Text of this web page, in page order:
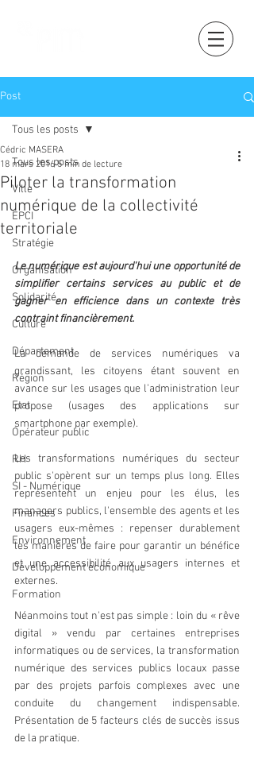
Post
Tous les posts
Ville
EPCI
Stratégie
Organisation
Solidarité
Culture
Département
Région
Etat
Opérateur public
RH
SI - Numérique
Finances
Environnement
Développement économique
Formation
Tous les posts
Piloter la transformation
numérique de la collectivité
territoriale
Cédric MASERA
18 mars 2016 5 min de lecture
Le numérique est aujourd'hui une opportunité de
simplifier certains services au public et de
gagner en efficience dans un contexte très
contraint financièrement.
La demande de services numériques va
grandissant, les citoyens étant souvent en
avance sur les usages que l'administration leur
propose (usages des applications sur
smartphone par exemple).
Les transformations numériques du secteur
public s'opèrent sur un temps plus long. Elles
représentent un enjeu pour les élus, les
managers publics, l'ensemble des agents et les
usagers eux-mêmes : repenser durablement
les manières de faire pour garantir un bénéfice
et une accessibilité aux usagers internes et
externes.
Néanmoins tout n'est pas simple : loin du « rêve
digital » vendu par certaines entreprises
informatiques ou de services, la transformation
numérique des services publics locaux passe
par des projets parfois complexes avec une
conduite du changement indispensable.
Présentation de 5 facteurs clés de succès issus
de la pratique.